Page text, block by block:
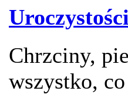
Uroczystości
Chrzciny,
wszystko,